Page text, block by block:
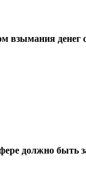
взымания
должно быть